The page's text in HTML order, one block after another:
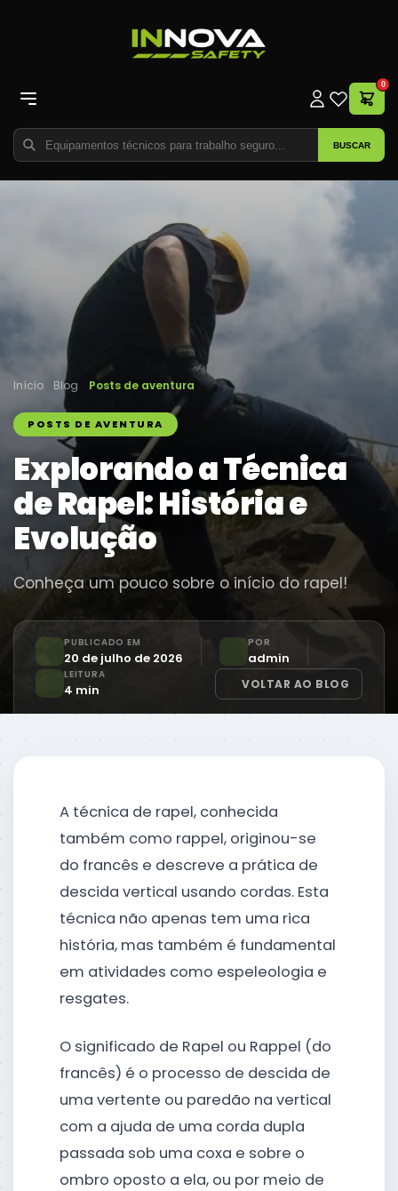
BUSCAR
0
Início Blog Posts de aventura
POSTS DE AVENTURA
Explorando a Técnica
de Rapel: História e
Evolução
Conheça um pouco sobre o início do rapel!
PUBLICADO EM
20 de julho de 2026
POR
admin
LEITURA
4 min VOLTAR AO BLOG
A técnica de rapel, conhecida
também como rappel, originou-se
do francês e descreve a prática de
descida vertical usando cordas. Esta
técnica não apenas tem uma rica
história, mas também é fundamental
em atividades como espeleologia e
resgates.
O significado de Rapel ou Rappel (do
francês) é o processo de descida de
uma vertente ou paredão na vertical
com a ajuda de uma corda dupla
passada sob uma coxa e sobre o
ombro oposto a ela, ou por meio de